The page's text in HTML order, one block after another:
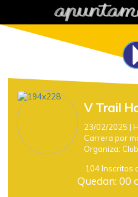
V Trail
23/02/2025 |
Carrera por
Organiza:
104 Inscritos
Quedan: 00